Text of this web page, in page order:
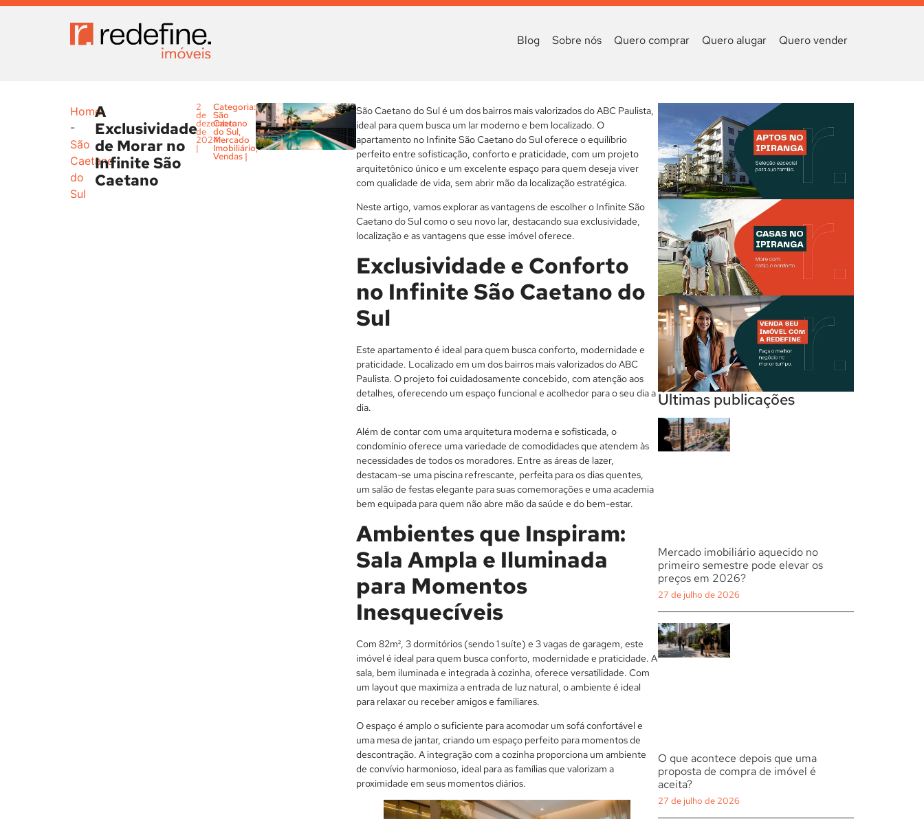
Blog Sobre nós Quero comprar Quero alugar Quero vender
Home
-
São
Caetano
do
Sul
A
Exclusividade
de Morar no
Infinite São
Caetano
2
de
dezembro
de
2024
|
Categoria:
São
Caetano
do Sul,
Mercado
Imobiliário,
Vendas |
São Caetano do Sul é um dos bairros mais valorizados do ABC Paulista,
ideal para quem busca um lar moderno e bem localizado. O
apartamento no Infinite São Caetano do Sul oferece o equilíbrio
perfeito entre sofisticação, conforto e praticidade, com um projeto
arquitetônico único e um excelente espaço para quem deseja viver
com qualidade de vida, sem abrir mão da localização estratégica.
Neste artigo, vamos explorar as vantagens de escolher o Infinite São
Caetano do Sul como o seu novo lar, destacando sua exclusividade,
localização e as vantagens que esse imóvel oferece.
Exclusividade e Conforto
no Infinite São Caetano do
Sul
Este apartamento é ideal para quem busca conforto, modernidade e
praticidade. Localizado em um dos bairros mais valorizados do ABC
Paulista. O projeto foi cuidadosamente concebido, com atenção aos
detalhes, oferecendo um espaço funcional e acolhedor para o seu dia a
dia.
Além de contar com uma arquitetura moderna e sofisticada, o
condomínio oferece uma variedade de comodidades que atendem às
necessidades de todos os moradores. Entre as áreas de lazer,
destacam-se uma piscina refrescante, perfeita para os dias quentes,
um salão de festas elegante para suas comemorações e uma academia
bem equipada para quem não abre mão da saúde e do bem-estar.
Ambientes que Inspiram:
Sala Ampla e Iluminada
para Momentos
Inesquecíveis
Com 82m², 3 dormitórios (sendo 1 suíte) e 3 vagas de garagem, este
imóvel é ideal para quem busca conforto, modernidade e praticidade. A
sala, bem iluminada e integrada à cozinha, oferece versatilidade. Com
um layout que maximiza a entrada de luz natural, o ambiente é ideal
para relaxar ou receber amigos e familiares.
O espaço é amplo o suficiente para acomodar um sofá confortável e
uma mesa de jantar, criando um espaço perfeito para momentos de
descontração. A integração com a cozinha proporciona um ambiente
de convívio harmonioso, ideal para as famílias que valorizam a
proximidade em seus momentos diários.
Últimas publicações
Mercado imobiliário aquecido no
primeiro semestre pode elevar os
preços em 2026?
27 de julho de 2026
O que acontece depois que uma
proposta de compra de imóvel é
aceita?
27 de julho de 2026